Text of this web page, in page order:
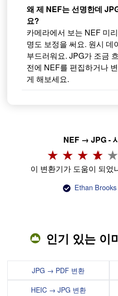
왜 제 NEF는 선명한데
요?
카메라에서 보는 NEF 미
명도 보정을 써요. 원시 데
부드러워요. JPG가 조금
전에 NEF를 편집하거나
게 해보세요.
NEF → JPG -
이 변환기가 도움이 되었
Ethan Brooks
인기 있는 이
JPG → PDF 변환
HEIC → JPG 변환